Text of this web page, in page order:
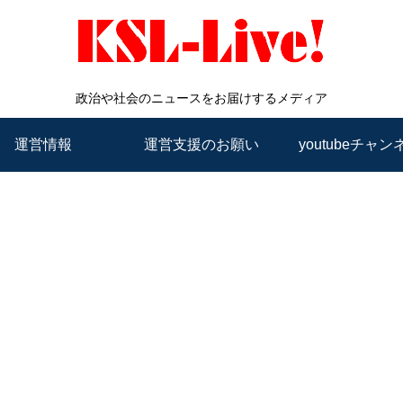
政治や社会のニュースをお届けするメディア
運営情報 運営支援のお願い youtubeチャン